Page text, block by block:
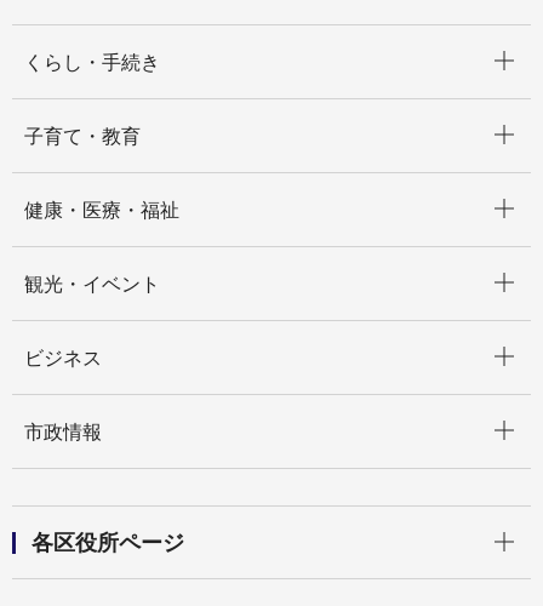
くらし・手続き
子育て・教育
健康・医療・福祉
観光・イベント
ビジネス
市政情報
各区役所ページ